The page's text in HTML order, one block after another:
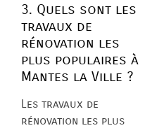
3. Quels sont les
travaux de
rénovation les
plus populaires à
Mantes la Ville ?
Les travaux de
rénovation les plus